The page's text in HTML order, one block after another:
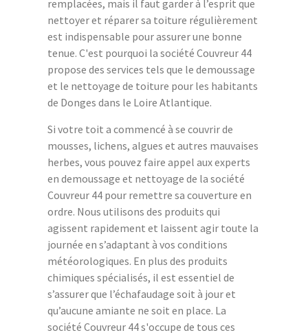
remplacées, mais il faut garder à l’esprit que
nettoyer et réparer sa toiture régulièrement
est indispensable pour assurer une bonne
tenue. C'est pourquoi la société Couvreur 44
propose des services tels que le demoussage
et le nettoyage de toiture pour les habitants
de Donges dans le Loire Atlantique.
Si votre toit a commencé à se couvrir de
mousses, lichens, algues et autres mauvaises
herbes, vous pouvez faire appel aux experts
en demoussage et nettoyage de la société
Couvreur 44 pour remettre sa couverture en
ordre. Nous utilisons des produits qui
agissent rapidement et laissent agir toute la
journée en s’adaptant à vos conditions
météorologiques. En plus des produits
chimiques spécialisés, il est essentiel de
s’assurer que l’échafaudage soit à jour et
qu’aucune amiante ne soit en place. La
société Couvreur 44 s'occupe de tous ces